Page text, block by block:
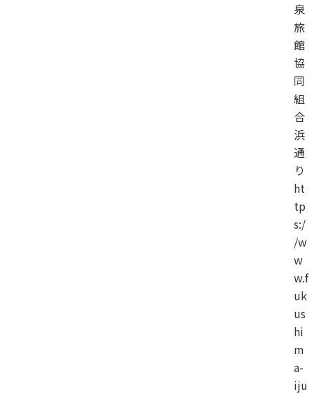
泉
旅
館
協
同
組
合
浜
通
り
ht
tp
s:/
/w
w
w.f
uk
us
hi
m
a-
iju